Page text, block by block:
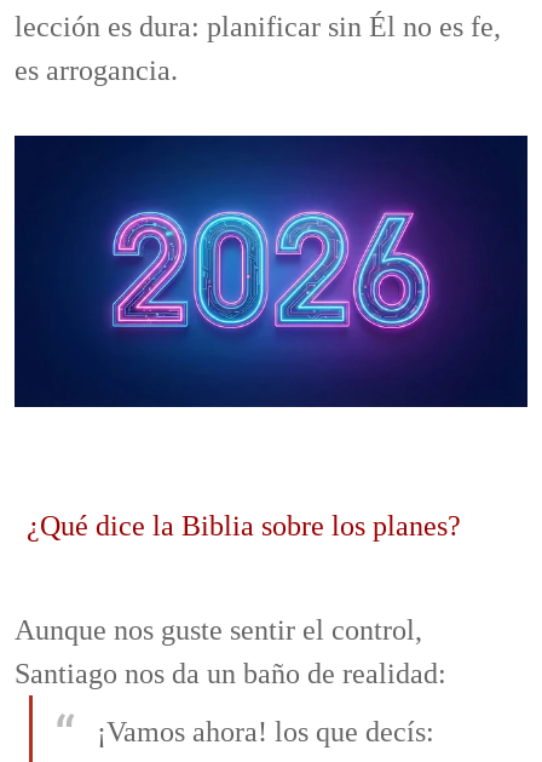
lección es dura: planificar sin Él no es fe,
es arrogancia.
¿Qué dice la Biblia sobre los planes?
Aunque nos guste sentir el control,
Santiago nos da un baño de realidad:
¡Vamos ahora! los que decís: